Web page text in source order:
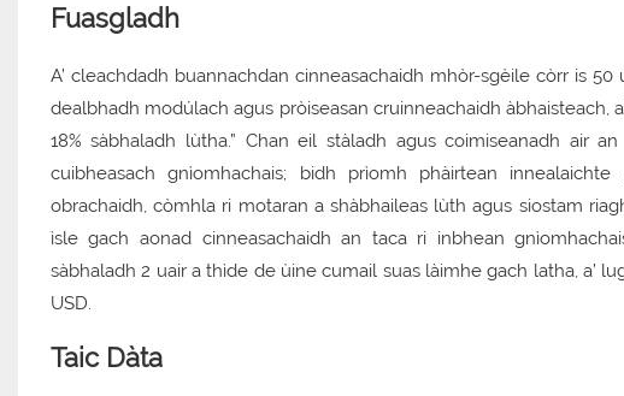
Fuasgladh
A’ cleachdadh buannachdan cinneasachaidh mhòr-sgèile còrr is
dealbhadh modúlach agus pròiseasan cruinneachaidh àbhaisteach,
18% sàbhaladh lùtha.” Chan eil stàladh agus coimiseanadh air
cuibheasach gnìomhachais; bidh prìomh phàirtean
obrachaidh, còmhla ri motaran a shàbhaileas lùth agus siostam
ìsle gach aonad cinneasachaidh an taca ri inbhean
sàbhaladh 2 uair a thìde de ùine cumail suas làimhe gach latha, a’
USD.
Taic Dàta